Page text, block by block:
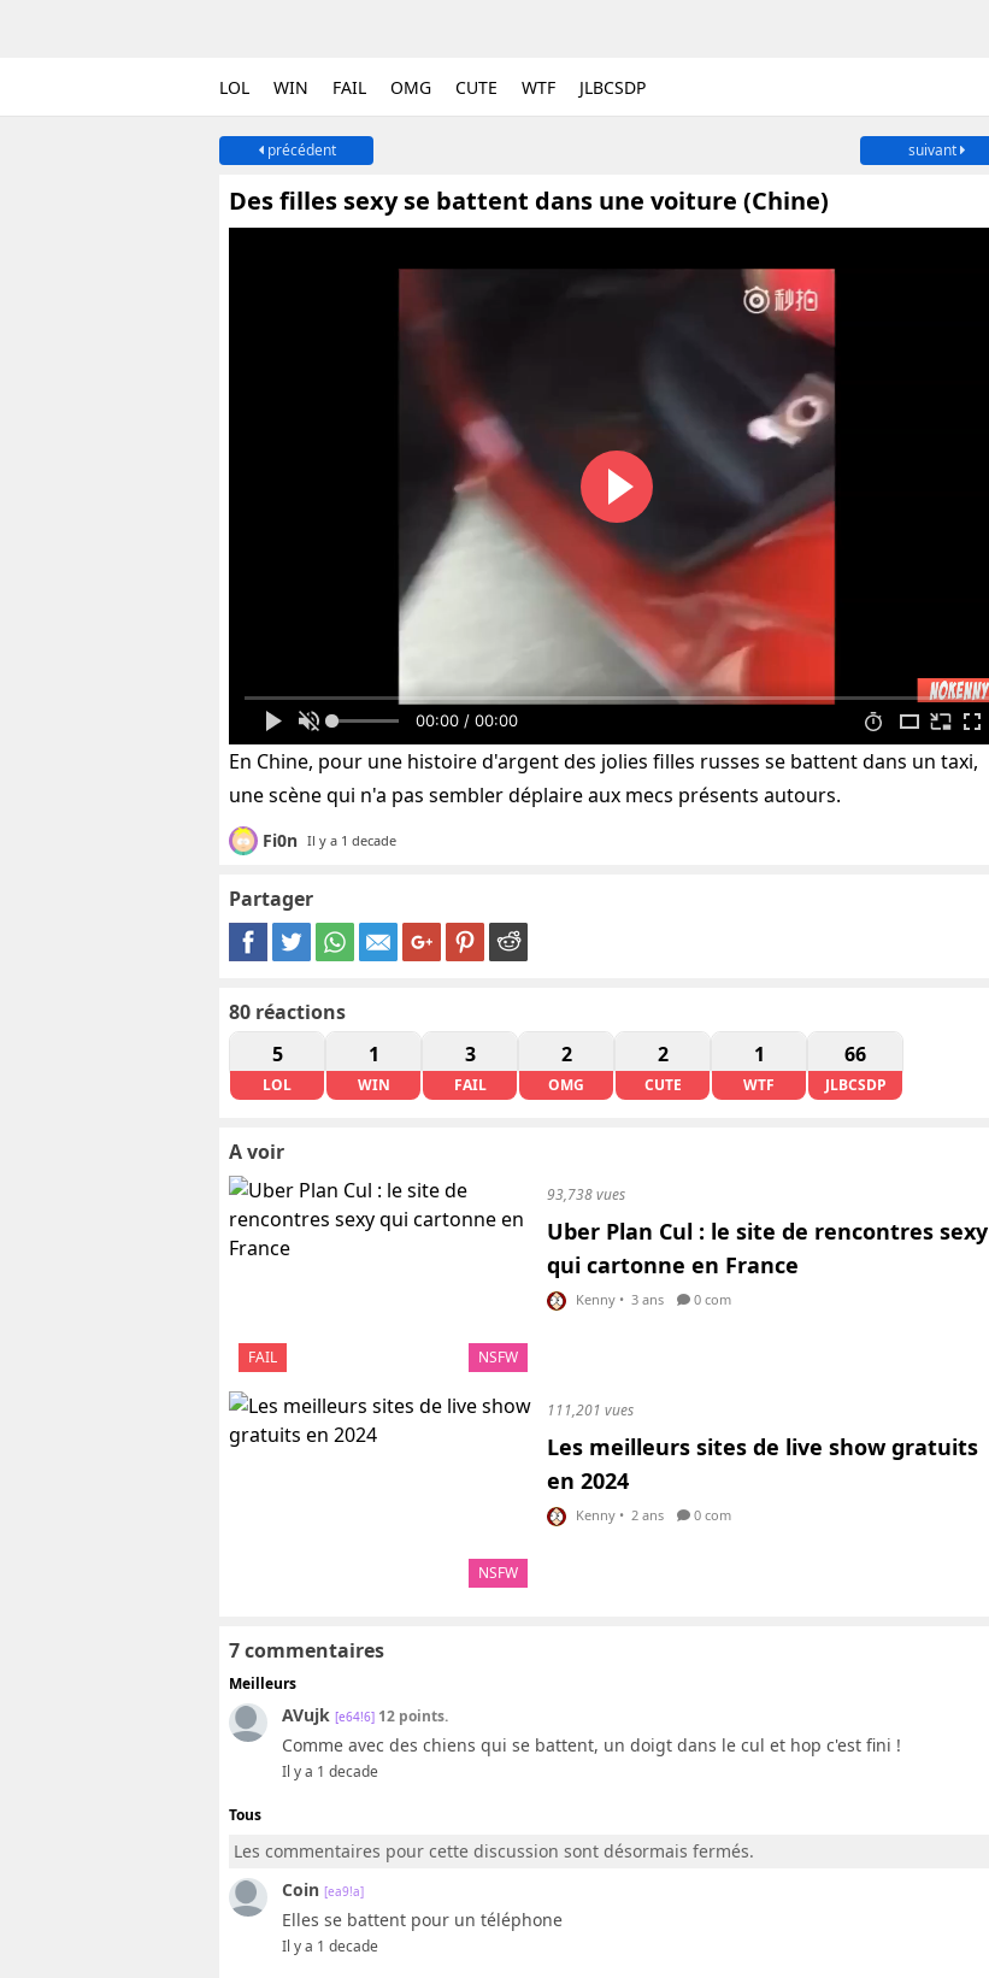
LOL WIN FAIL OMG CUTE WTF JLBCSDP
précédent suivant
Des filles sexy se battent dans une voiture (Chine)
00:00 / 00:00
En Chine, pour une histoire d'argent des jolies filles russes se battent dans un taxi,
une scène qui n'a pas sembler déplaire aux mecs présents autours.
Fi0n Il y a 1 decade
Partager
80 réactions
5
LOL
1
WIN
3
FAIL
2
OMG
2
CUTE
1
WTF
66
JLBCSDP
A voir
FAIL NSFW
93,738 vues
Uber Plan Cul : le site de rencontres sexy
qui cartonne en France
Kenny • 3 ans 0 com
NSFW
111,201 vues
Les meilleurs sites de live show gratuits
en 2024
Kenny • 2 ans 0 com
7 commentaires
Meilleurs
AVujk [e64!6] 12 points.
Comme avec des chiens qui se battent, un doigt dans le cul et hop c'est fini !
Il y a 1 decade
Tous
Les commentaires pour cette discussion sont désormais fermés.
Coin [ea9!a]
Elles se battent pour un téléphone
Il y a 1 decade